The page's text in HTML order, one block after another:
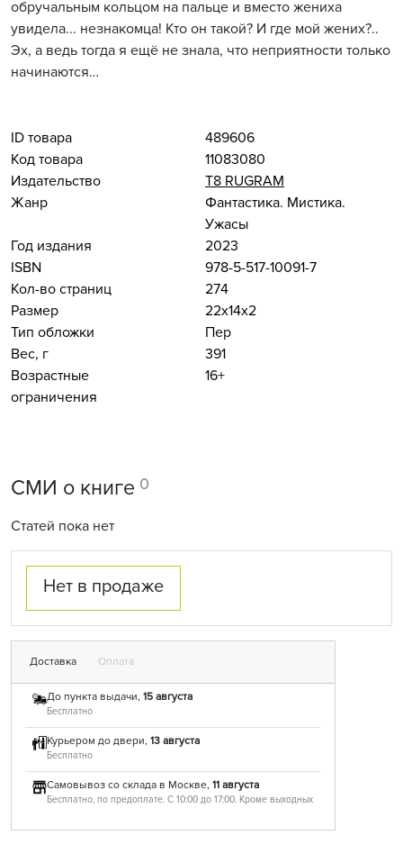
обручальным кольцом на пальце и вместо жениха
увидела... незнакомца! Кто он такой? И где мой жених?..
Эх, а ведь тогда я ещё не знала, что неприятности только
начинаются…
ID товара
489606
Код товара
11083080
Издательство
Т8 RUGRAM
Жанр
Фантастика. Мистика.
Ужасы
Год издания
2023
ISBN
978-5-517-10091-7
Кол-во страниц
274
Размер
22x14x2
Тип обложки
Пер
Вес, г
391
Возрастные
ограничения
16+
СМИ о книге 0
Статей пока нет
Нет в продаже
Доставка Оплата
До пункта выдачи, 15 августа
Бесплатно
Курьером до двери, 13 августа
Бесплатно
Самовывоз со склада в Москве, 11 августа
Бесплатно, по предоплате. С 10:00 до 17:00. Кроме выходных